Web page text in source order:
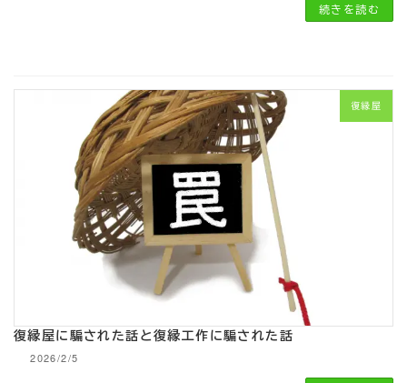
続きを読む
復縁屋
復縁屋に騙された話と復縁工作に騙された話
2026/2/5